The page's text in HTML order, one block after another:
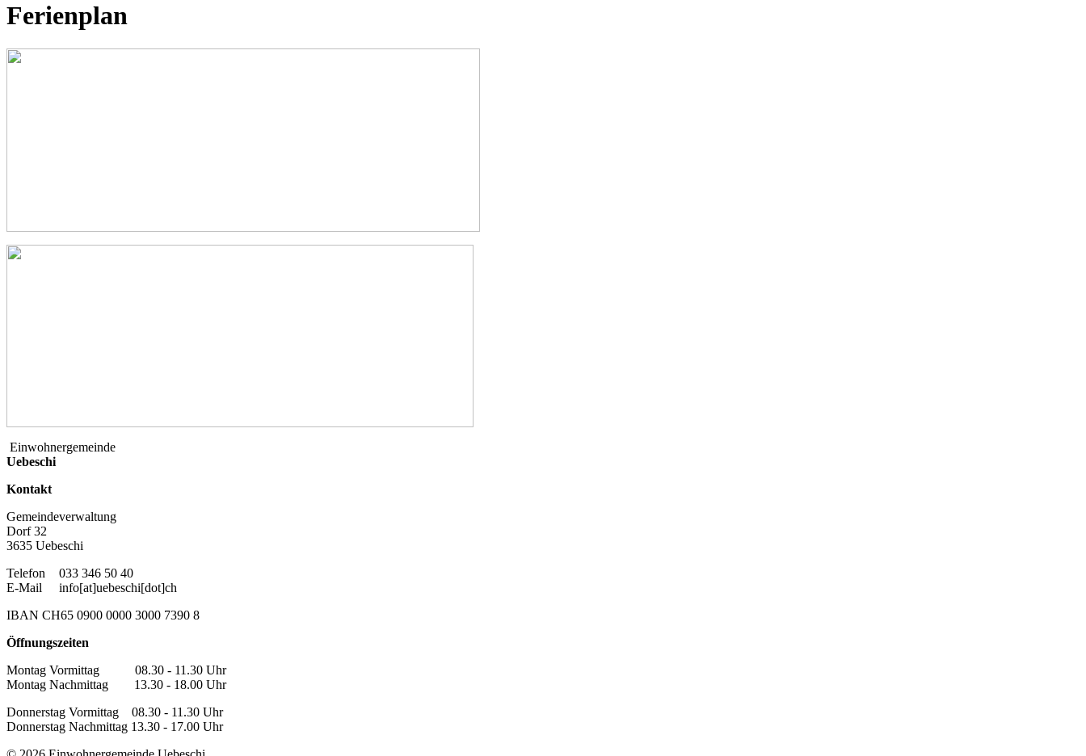
Ferienplan
Einwohnergemeinde
Uebeschi
Kontakt
Gemeindeverwaltung
Dorf 32
3635 Uebeschi
Telefon
033 346 50 40
E-Mail
info[at]uebeschi[dot]ch
IBAN CH65 0900 0000 3000 7390 8
Öffnungszeiten
Montag Vormittag 08.30 - 11.30 Uhr
Montag Nachmittag 13.30 - 18.00 Uhr
Donnerstag Vormittag 08.30 - 11.30 Uhr
Donnerstag Nachmittag 13.30 - 17.00 Uhr